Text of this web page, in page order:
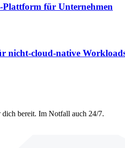
Plattform für Unternehmen
nicht-cloud-native
dich bereit. Im Notfall auch 24/7.